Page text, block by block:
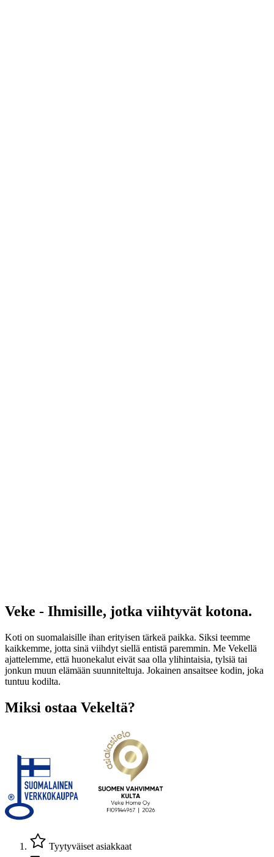
Veke - Ihmisille, jotka viihtyvät kotona.
Koti on suomalaisille ihan erityisen tärkeä paikka. Siksi teemme
kaikkemme, jotta sinä viihdyt siellä entistä paremmin. Me Vekellä
ajattelemme, että huonekalut eivät saa olla ylihintaisia, tylsiä tai
jonkun muun elämään suunniteltuja. Jokainen ansaitsee kodin, joka
tuntuu kodilta.
Miksi ostaa Vekeltä?
Tyytyväiset asiakkaat